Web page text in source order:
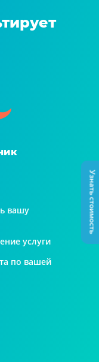
вашу
услуги
по вашей
Узнать стоимость